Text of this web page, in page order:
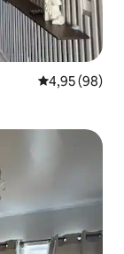
Évaluation
4,95 (98)